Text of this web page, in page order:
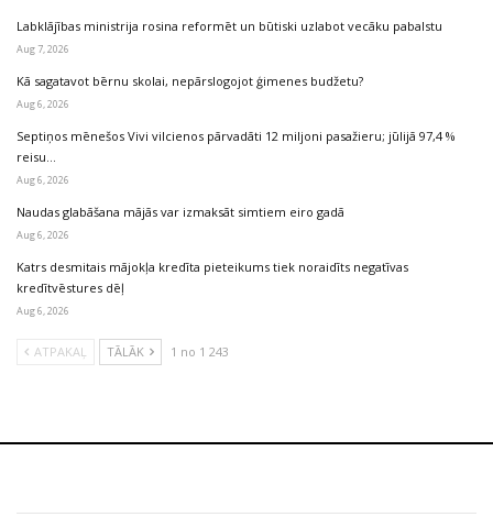
Labklājības ministrija rosina reformēt un būtiski uzlabot vecāku pabalstu
Aug 7, 2026
Kā sagatavot bērnu skolai, nepārslogojot ģimenes budžetu?
Aug 6, 2026
Septiņos mēnešos Vivi vilcienos pārvadāti 12 miljoni pasažieru; jūlijā 97,4 %
reisu…
Aug 6, 2026
Naudas glabāšana mājās var izmaksāt simtiem eiro gadā
Aug 6, 2026
Katrs desmitais mājokļa kredīta pieteikums tiek noraidīts negatīvas
kredītvēstures dēļ
Aug 6, 2026
ATPAKAĻ TĀLĀK 1 no 1 243